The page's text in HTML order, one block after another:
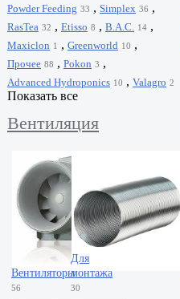
Powder Feeding 33 , Simplex 36 ,
RasTea 32 , Etisso 8 , B.A.C. 14 ,
Maxiclon 1 , Greenworld 10 ,
Прочее 88 , Pokon 3 ,
Advanced Hydroponics 10 , Valagro 2
Показать все
Вентиляция
Вентиляторы
56
Для
монтажа
30